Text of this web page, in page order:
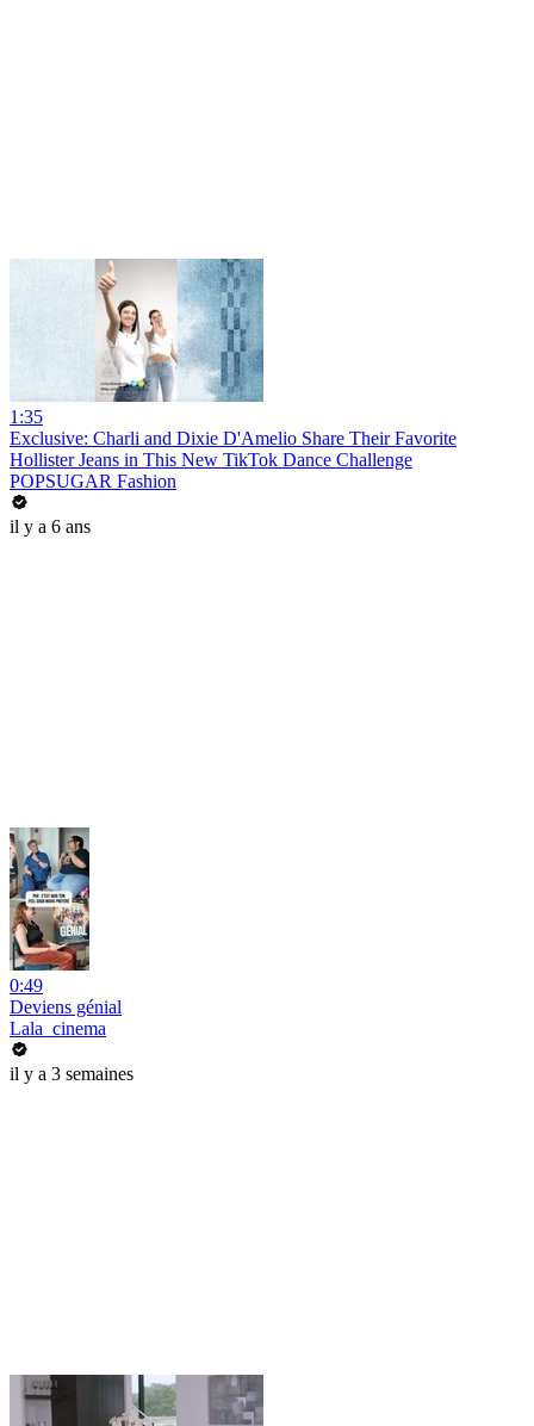
1:35
Exclusive: Charli and Dixie D'Amelio Share Their Favorite
Hollister Jeans in This New TikTok Dance Challenge
POPSUGAR Fashion
il y a 6 ans
0:49
Deviens génial
Lala_cinema
il y a 3 semaines